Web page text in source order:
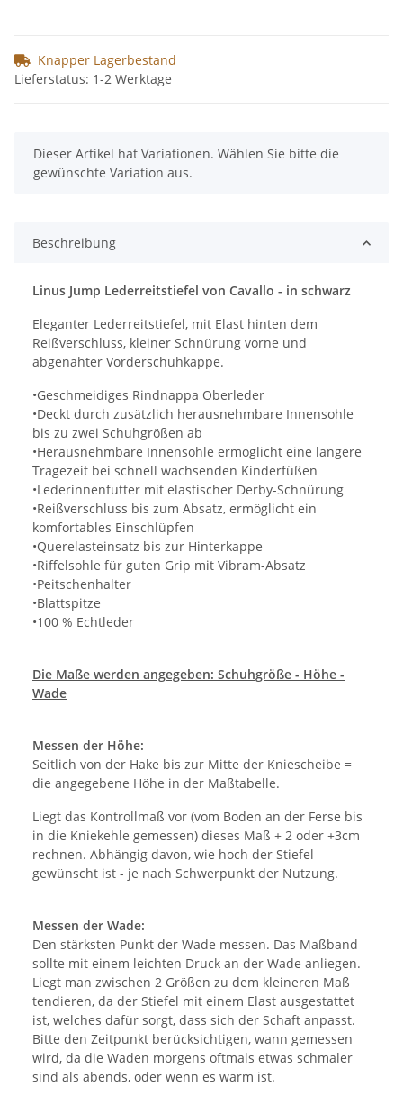
Knapper Lagerbestand
Lieferstatus: 1-2 Werktage
x
Dieser Artikel hat Variationen. Wählen Sie bitte die
gewünschte Variation aus.
Beschreibung
Linus Jump Lederreitstiefel von Cavallo - in schwarz
Eleganter Lederreitstiefel, mit Elast hinten dem
Reißverschluss, kleiner Schnürung vorne und
abgenähter Vorderschuhkappe.
•Geschmeidiges Rindnappa Oberleder
•Deckt durch zusätzlich herausnehmbare Innensohle
bis zu zwei Schuhgrößen ab
•Herausnehmbare Innensohle ermöglicht eine längere
Tragezeit bei schnell wachsenden Kinderfüßen
•Lederinnenfutter mit elastischer Derby-Schnürung
•Reißverschluss bis zum Absatz, ermöglicht ein
komfortables Einschlüpfen
•Querelasteinsatz bis zur Hinterkappe
•Riffelsohle für guten Grip mit Vibram-Absatz
•Peitschenhalter
•Blattspitze
•100 % Echtleder
Die Maße werden angegeben: Schuhgröße - Höhe -
Wade
Messen der Höhe:
Seitlich von der Hake bis zur Mitte der Kniescheibe =
die angegebene Höhe in der Maßtabelle.
Liegt das Kontrollmaß vor (vom Boden an der Ferse bis
in die Kniekehle gemessen) dieses Maß + 2 oder +3cm
rechnen. Abhängig davon, wie hoch der Stiefel
gewünscht ist - je nach Schwerpunkt der Nutzung.
Messen der Wade:
Den stärksten Punkt der Wade messen. Das Maßband
sollte mit einem leichten Druck an der Wade anliegen.
Liegt man zwischen 2 Größen zu dem kleineren Maß
tendieren, da der Stiefel mit einem Elast ausgestattet
ist, welches dafür sorgt, dass sich der Schaft anpasst.
Bitte den Zeitpunkt berücksichtigen, wann gemessen
wird, da die Waden morgens oftmals etwas schmaler
sind als abends, oder wenn es warm ist.